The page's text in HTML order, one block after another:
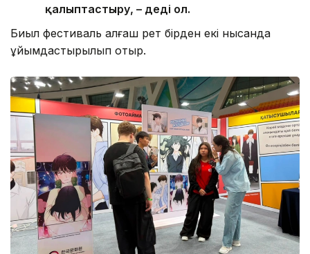
қалыптастыру, – деді ол.
Биыл фестиваль алғаш рет бірден екі нысанда
ұйымдастырылып отыр.